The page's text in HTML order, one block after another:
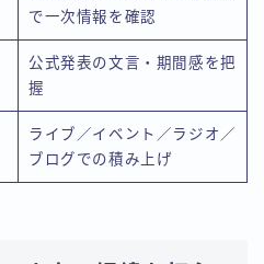
で一次情報を確認
公式発表の文言・期間感を把
握
ライブ／イベント／ラジオ／
ブログでの積み上げ